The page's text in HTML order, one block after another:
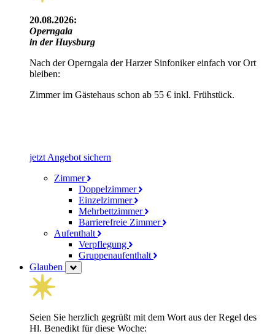
20.08.2026:
Operngala
in der Huysburg
Nach der Operngala der Harzer Sinfoniker einfach vor Ort
bleiben:
Zimmer im Gästehaus schon ab 55 € inkl. Frühstück.
jetzt Angebot sichern
Zimmer
Doppelzimmer
Einzelzimmer
Mehrbettzimmer
Barrierefreie Zimmer
Aufenthalt
Verpflegung
Gruppenaufenthalt
Glauben
Seien Sie herzlich gegrüßt mit dem Wort aus der Regel des
Hl. Benedikt für diese Woche: